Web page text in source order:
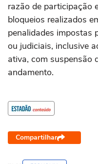
razão de participação
bloqueios realizados
penalidades impostas
ou judiciais, inclusive
ativa, com suspensão
andamento.
Compartilhar